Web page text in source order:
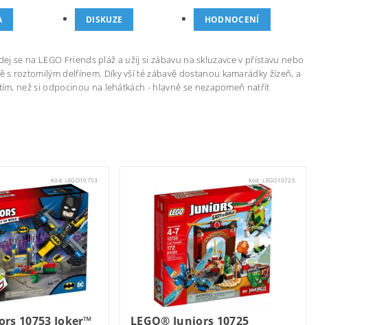
DISKUZE HODNOCENÍ
se na LEGO Friends pláž a užij si zábavu na skluzavce v přístavu nebo
roztomilým delfínem. Díky vší té zábavě dostanou kamarádky žízeň, a
než si odpocinou na lehátkách - hlavně se nezapomeň natřít
Kód: LEGO10753
10753 Joker™
Kód:LEGO10725
LEGO® Juniors 10725